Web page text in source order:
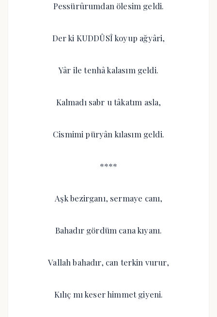
Pessürûrumdan ölesim geldi.
Der ki KUDDÛSÎ koyup ağyâri,
Yâr ile tenhâ kalasım geldi.
Kalmadı sabr u tâkatım asla,
Cismimi püryân kılasım geldi.
****
Aşk bezirganı, sermaye canı,
Bahadır gördüm cana kıyanı.
Vallah bahadır, can terkin vurur,
Kılıç mı keser himmet giyeni.